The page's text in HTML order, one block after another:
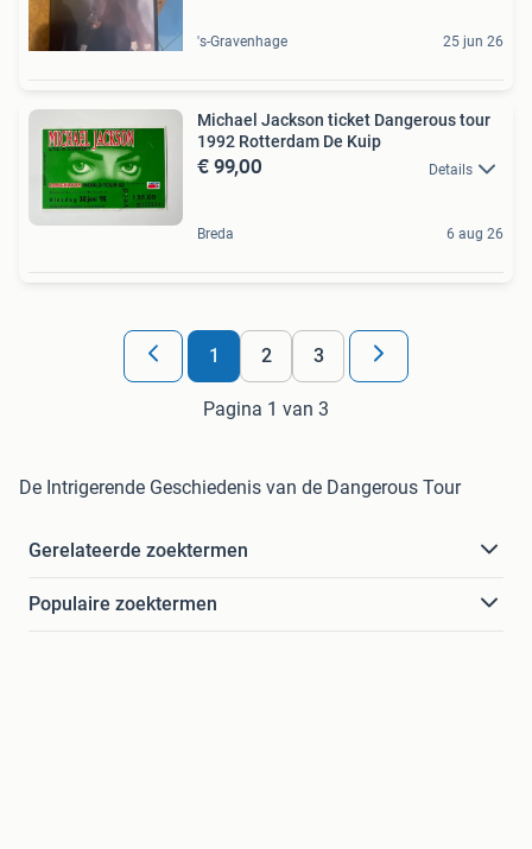
's-Gravenhage 25 jun 26
Michael Jackson ticket Dangerous tour
1992 Rotterdam De Kuip
€ 99,00 Details
Breda 6 aug 26
1 2 3
Pagina 1 van 3
De Intrigerende Geschiedenis van de Dangerous Tour
Gerelateerde zoektermen
Populaire zoektermen